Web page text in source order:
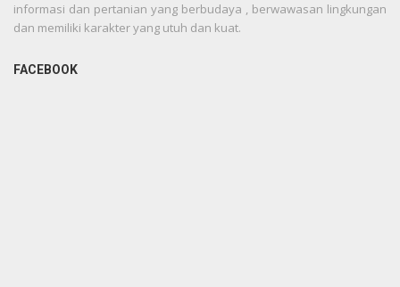
informasi dan pertanian yang berbudaya , berwawasan lingkungan
dan memiliki karakter yang utuh dan kuat.
FACEBOOK